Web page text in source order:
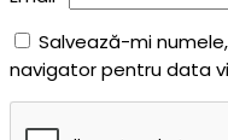
Salvează-mi
navigator pentru data